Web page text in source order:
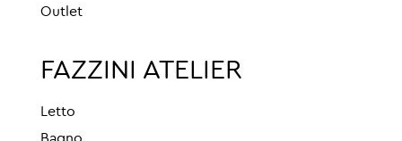
Outlet
FAZZINI ATELIER
Letto